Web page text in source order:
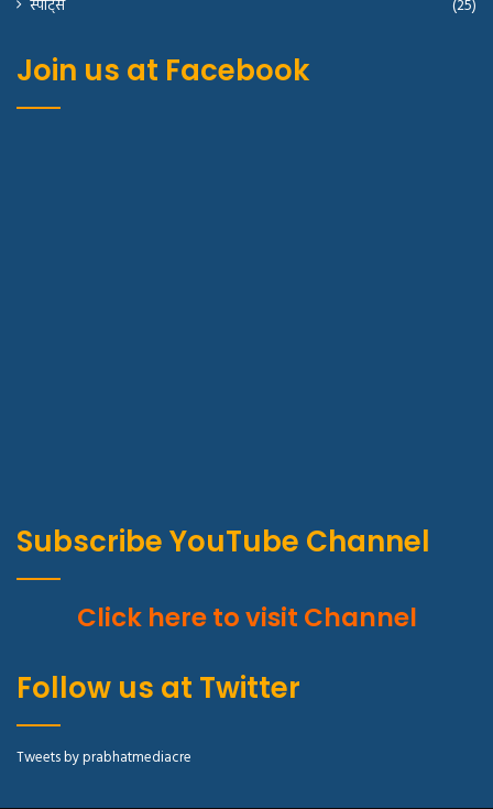
स्पोर्ट्स
(25)
Join us at Facebook
Subscribe YouTube Channel
Click here to visit Channel
Follow us at Twitter
Tweets by prabhatmediacre